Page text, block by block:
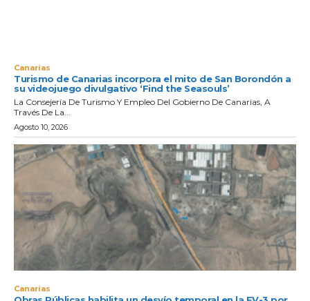
Canarias
Turismo de Canarias incorpora el mito de San Borondón a
su videojuego divulgativo ‘Find the Seasouls’
La Consejería De Turismo Y Empleo Del Gobierno De Canarias, A
Través De La...
Agosto 10, 2026
Canarias